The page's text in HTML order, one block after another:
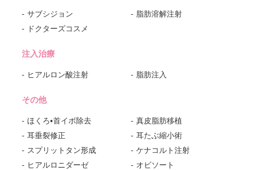
サブシジョン
脂肪溶解注射
ドクターズコスメ
注入治療
ヒアルロン酸注射 脂肪注入
その他
ほくろ•首イボ除去
真皮脂肪移植
耳垂裂修正
耳たぶ縮小術
スプリットタン形成
ケナコルト注射
ヒアルロニダーゼ
オビソート